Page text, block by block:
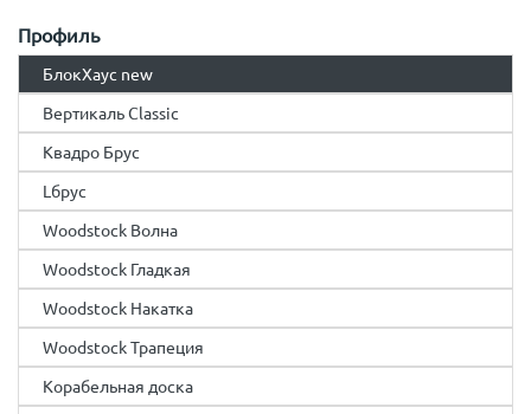
Профиль
БлокХаус new
Вертикаль Classic
Квадро Брус
Lбрус
Woodstock Волна
Woodstock Гладкая
Woodstock Накатка
Woodstock Трапеция
Корабельная доска